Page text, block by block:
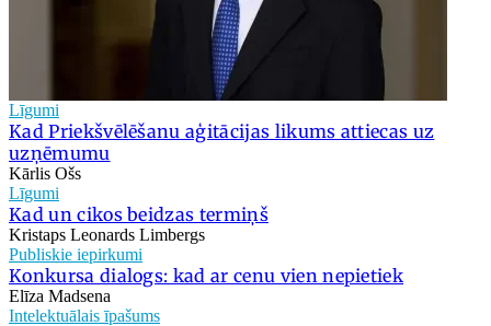
Līgumi
Kad Priekšvēlēšanu aģitācijas likums attiecas uz
uzņēmumu
Kārlis Ošs
Līgumi
Kad un cikos beidzas termiņš
Kristaps Leonards Limbergs
Publiskie iepirkumi
Konkursa dialogs: kad ar cenu vien nepietiek
Elīza Madsena
Intelektuālais īpašums